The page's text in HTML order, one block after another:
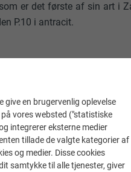
er det første af sin art i
P.10 i antracit.
give en brugervenlig oplevelse
vores websted ("statistiske
integrerer eksterne medier
tillade de valgte kategorier af
og medier. Disse cookies
samtykke til alle tjenester, giver